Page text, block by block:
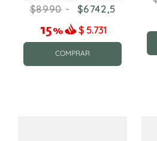
MIX
8990 6742,5
$ 5.731
COMPRAR